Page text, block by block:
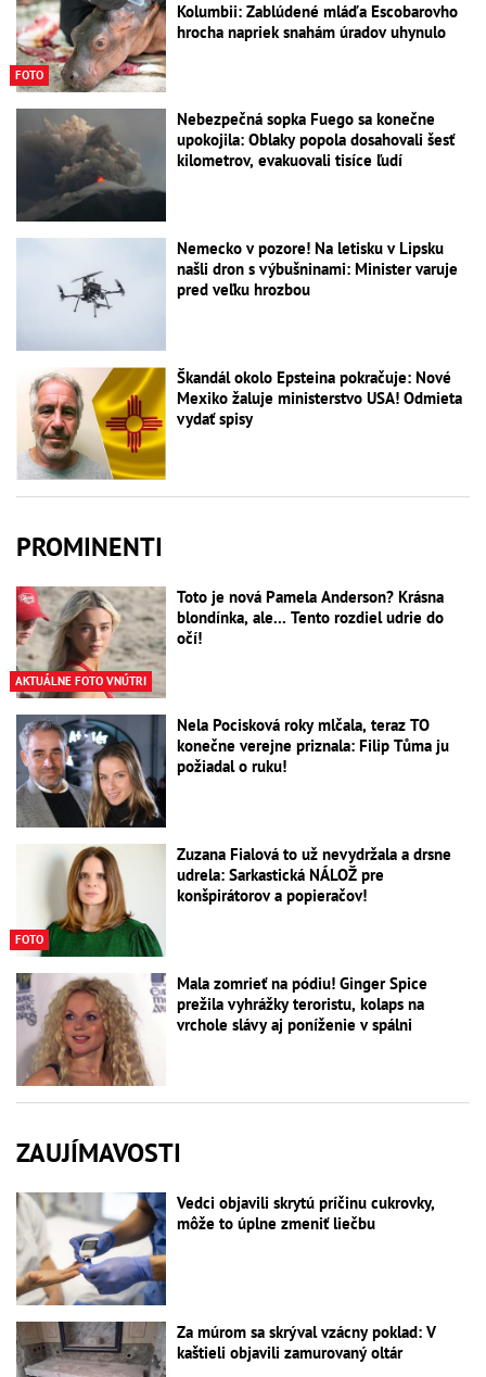
FOTO
Kolumbii: Zablúdené mláďa Escobarovho
hrocha napriek snahám úradov uhynulo
Nebezpečná sopka Fuego sa konečne
upokojila: Oblaky popola dosahovali šesť
kilometrov, evakuovali tisíce ľudí
Nemecko v pozore! Na letisku v Lipsku
našli dron s výbušninami: Minister varuje
pred veľku hrozbou
Škandál okolo Epsteina pokračuje: Nové
Mexiko žaluje ministerstvo USA! Odmieta
vydať spisy
PROMINENTI
AKTUÁLNE FOTO VNÚTRI
Toto je nová Pamela Anderson? Krásna
blondínka, ale... Tento rozdiel udrie do
očí!
Nela Pocisková roky mlčala, teraz TO
konečne verejne priznala: Filip Tůma ju
požiadal o ruku!
FOTO
Zuzana Fialová to už nevydržala a drsne
udrela: Sarkastická NÁLOŽ pre
konšpirátorov a popieračov!
Mala zomrieť na pódiu! Ginger Spice
prežila vyhrážky teroristu, kolaps na
vrchole slávy aj poníženie v spálni
ZAUJÍMAVOSTI
Vedci objavili skrytú príčinu cukrovky,
môže to úplne zmeniť liečbu
Za múrom sa skrýval vzácny poklad: V
kaštieli objavili zamurovaný oltár